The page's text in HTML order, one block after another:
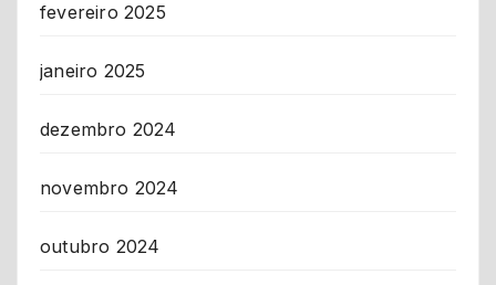
fevereiro 2025
janeiro 2025
dezembro 2024
novembro 2024
outubro 2024